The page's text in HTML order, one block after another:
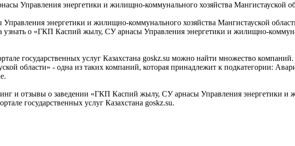
Управления энергетики и жилищно-коммунального хозяйства Мангистауской
энергетики и жилищно-коммунального хозяйства Мангистауской
о «ГКП Каспий жылу, СУ арнасы Управления энергетики и жилищно-
государственных услуг Казахстана goskz.su можно найти множество
области» - одна из таких компаний, которая принадлежит к подкатегории:
и отзывы о заведении «ГКП Каспий жылу, СУ арнасы Управления энергетики и
государственных услуг Казахстана goskz.su.